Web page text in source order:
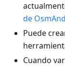
de OsmAnd
Puede
Cuando